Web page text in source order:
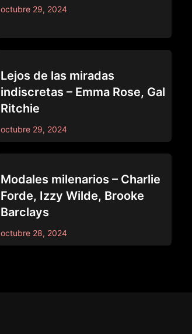
octubre 29, 2024
Lejos de las miradas
indiscretas – Emma Rose, Gal
Ritchie
octubre 29, 2024
Modales milenarios – Charlie
Forde, Izzy Wilde, Brooke
Barclays
octubre 28, 2024